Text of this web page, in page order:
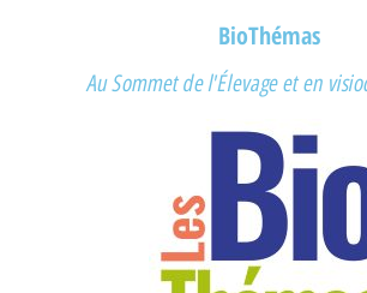
BioThémas
Au Sommet de l'Élevage et en